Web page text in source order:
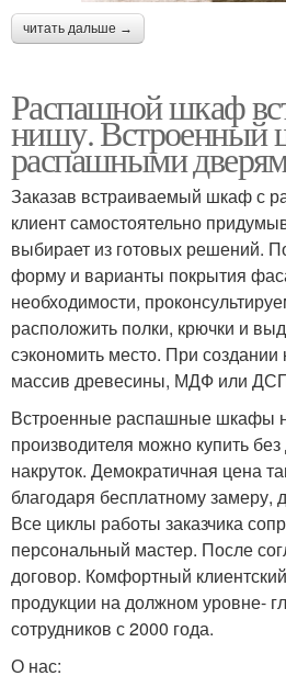
читать дальше →
Распашной шкаф
нишу. Встроенный
распашными
Заказав встраиваемый шкаф с
клиент самостоятельно
выбирает из готовых решений.
форму и варианты покрытия
необходимости,
расположить полки, крючки и
сэкономить место. При создании
массив древесины, МДФ или
Встроенные распашные шкафы
производителя можно купить
накруток. Демократичная цена
благодаря бесплатному замеру,
Все циклы работы заказчика
персональный мастер. После
договор. Комфортный
продукции на должном уровне-
сотрудников с 2000 года.
О нас: